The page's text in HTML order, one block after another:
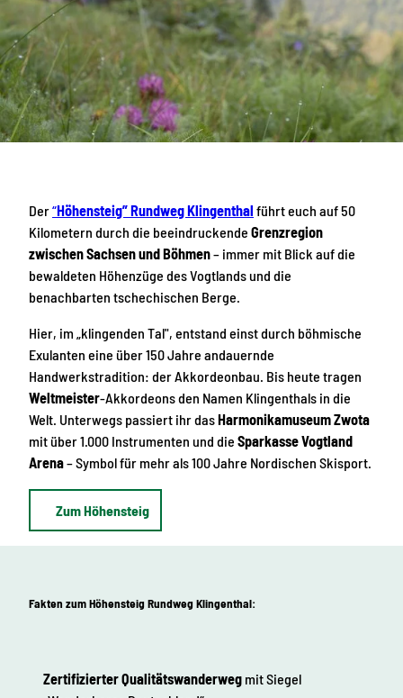
Der“Höhensteig” Rundweg Klingenthal führt euch auf 50
Kilometern durch die beeindruckende Grenzregion
zwischen Sachsen und Böhmen– immer mit Blick auf die
bewaldeten Höhenzüge des Vogtlands und die
benachbarten tschechischen Berge.
Hier, im „klingenden Tal", entstand einst durch böhmische
Exulanten eine über 150 Jahre andauernde
Handwerkstradition: der Akkordeonbau. Bis heute tragen
Weltmeister-Akkordeons den Namen Klingenthals in die
Welt. Unterwegs passiert ihr dasHarmonikamuseum Zwota
mit über 1.000 Instrumenten und die Sparkasse Vogtland
Arena– Symbol für mehr als 100 Jahre Nordischen Skisport.
Zum Höhensteig
Fakten zum Höhensteig Rundweg Klingenthal:
Zertifizierter Qualitätswanderweg mit Siegel